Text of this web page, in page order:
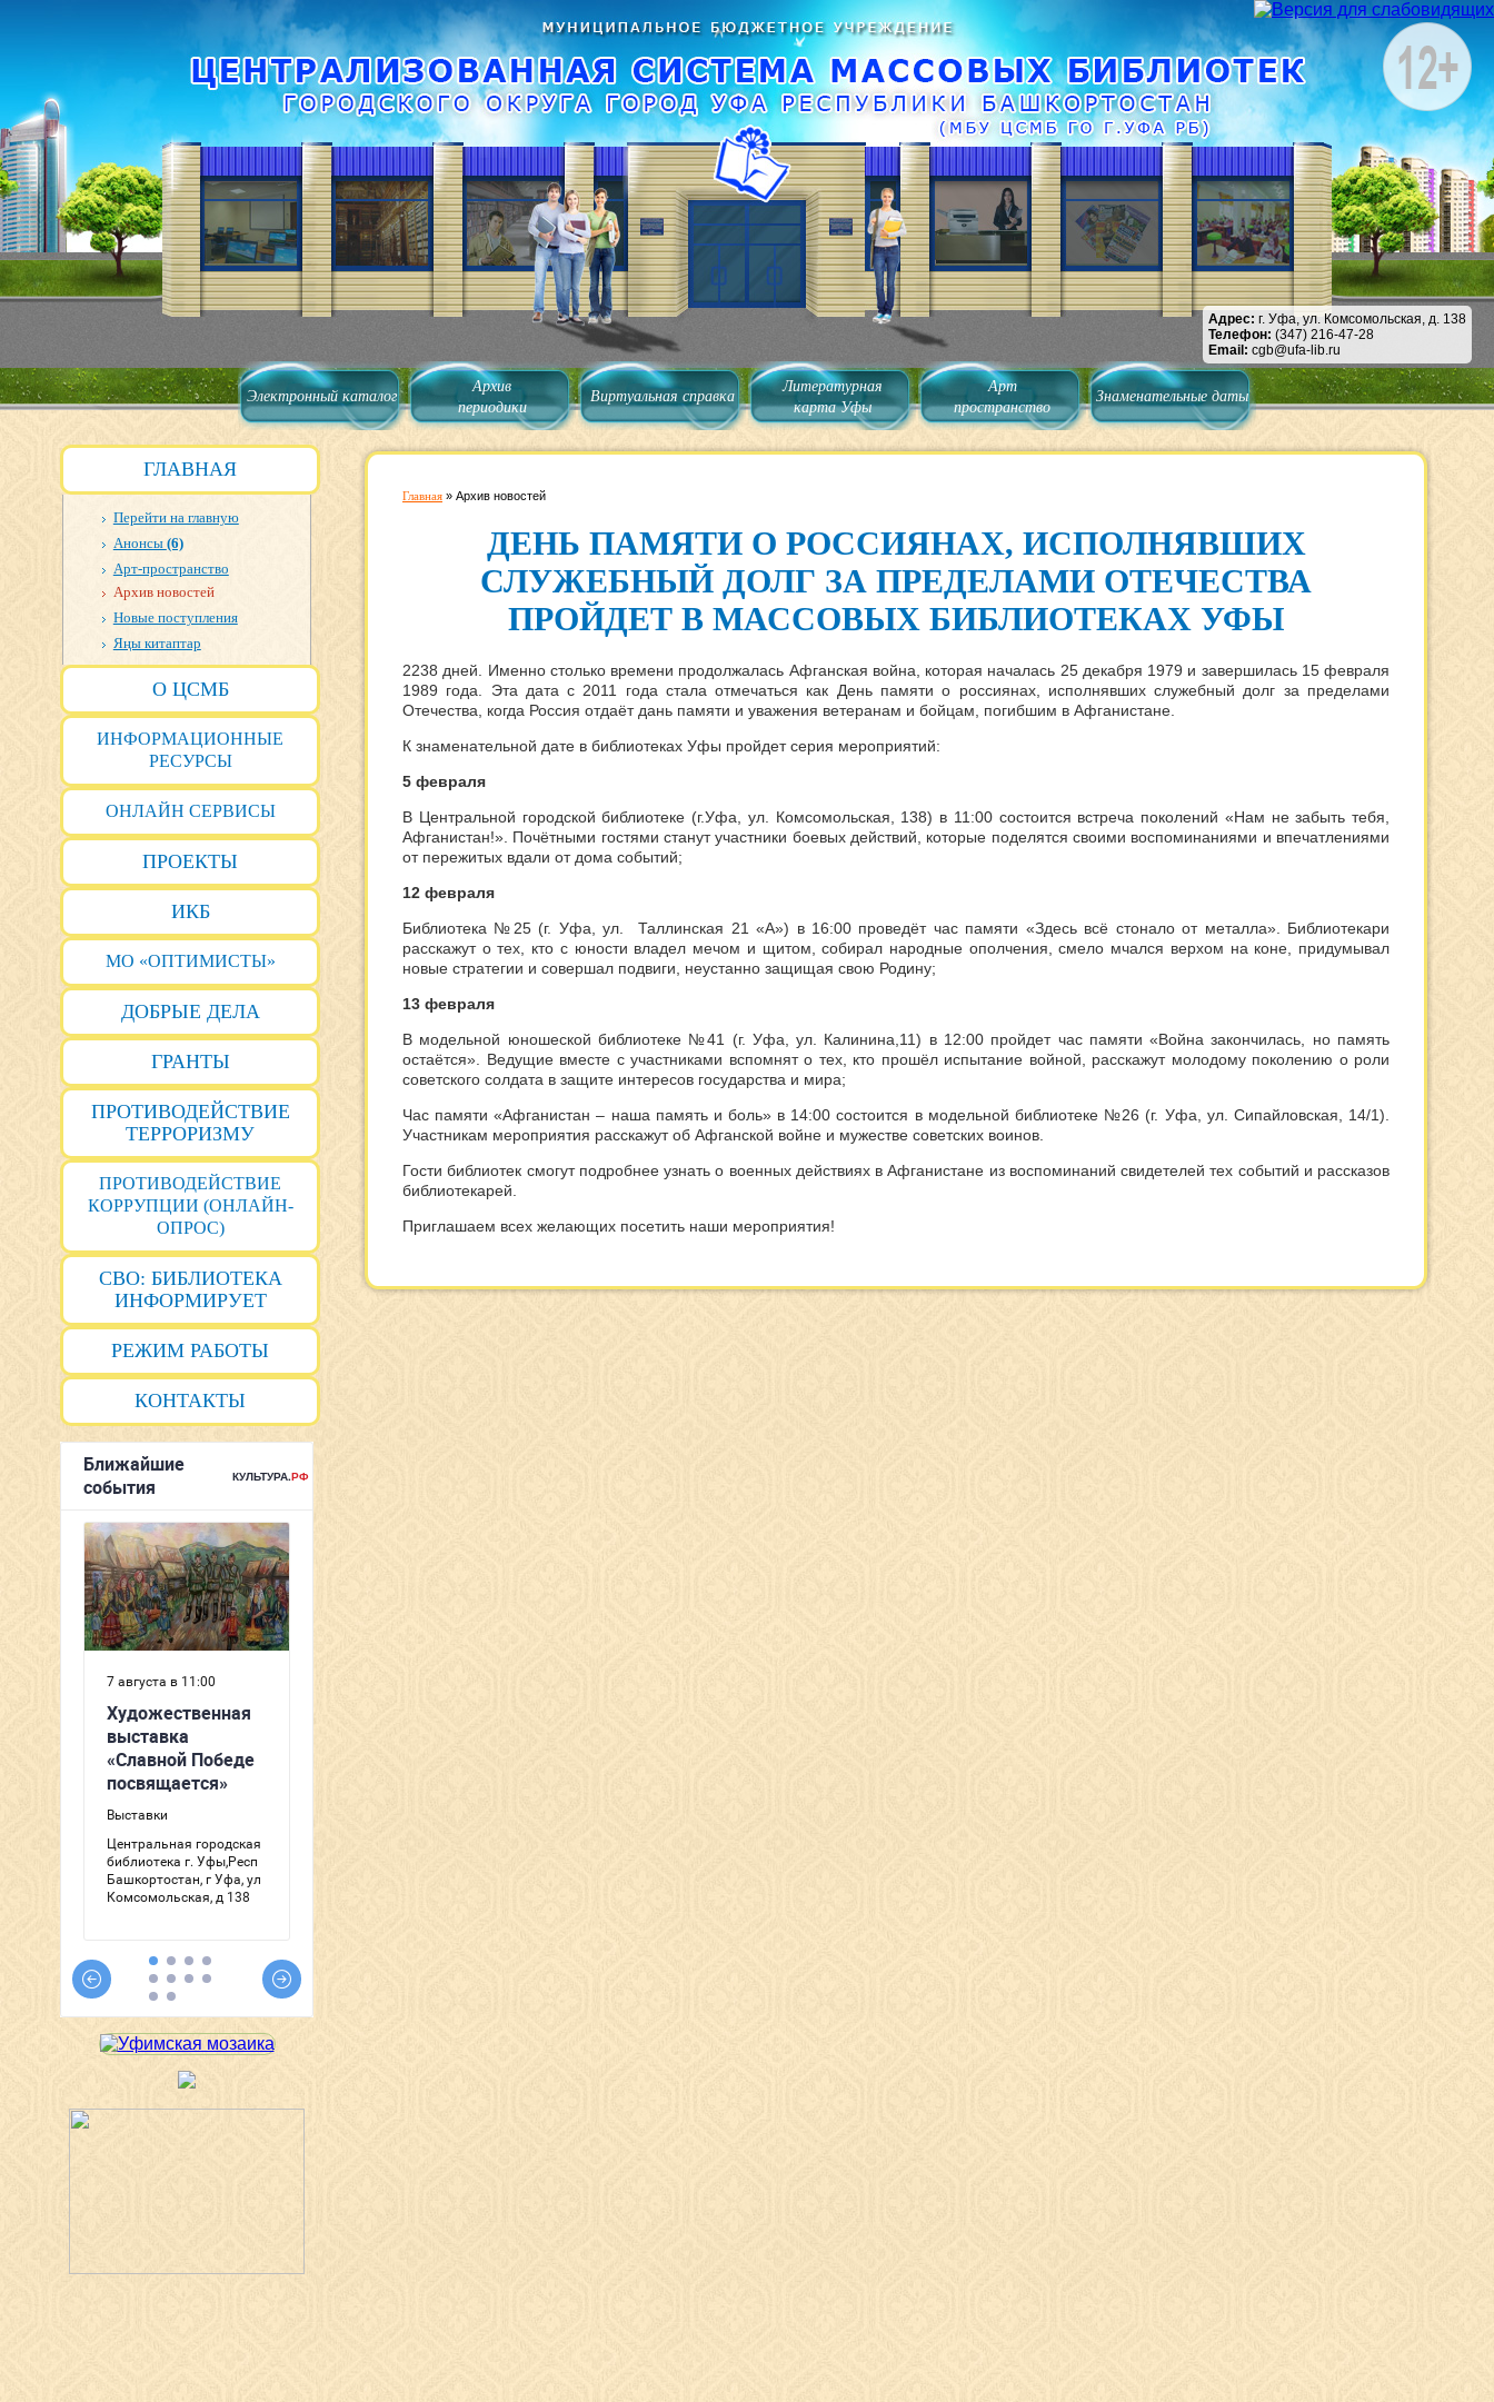
Электронный каталог
Архив
периодики
Виртуальная справка
Литературная
карта Уфы
Арт
пространство
Знаменательные даты
ГЛАВНАЯ
Перейти на главную
Анонсы (6)
Арт-пространство
Архив новостей
Новые поступления
Яңы китаптар
О ЦСМБ
ИНФОРМАЦИОННЫЕ
РЕСУРСЫ
ОНЛАЙН СЕРВИСЫ
ПРОЕКТЫ
ИКБ
МО «ОПТИМИСТЫ»
ДОБРЫЕ ДЕЛА
ГРАНТЫ
ПРОТИВОДЕЙСТВИЕ
ТЕРРОРИЗМУ
ПРОТИВОДЕЙСТВИЕ
КОРРУПЦИИ (ОНЛАЙН-
ОПРОС)
СВО: БИБЛИОТЕКА
ИНФОРМИРУЕТ
РЕЖИМ РАБОТЫ
КОНТАКТЫ
Главная » Архив новостей
ДЕНЬ ПАМЯТИ О РОССИЯНАХ, ИСПОЛНЯВШИХ
СЛУЖЕБНЫЙ ДОЛГ ЗА ПРЕДЕЛАМИ ОТЕЧЕСТВА
ПРОЙДЕТ В МАССОВЫХ БИБЛИОТЕКАХ УФЫ
2238 дней. Именно столько времени продолжалась Афганская война, которая началась 25 декабря 1979 и завершилась 15 февраля
1989 года. Эта дата с 2011 года стала отмечаться как День памяти о россиянах, исполнявших служебный долг за пределами
Отечества, когда Россия отдаёт дань памяти и уважения ветеранам и бойцам, погибшим в Афганистане.
К знаменательной дате в библиотеках Уфы пройдет серия мероприятий:
5 февраля
В Центральной городской библиотеке (г.Уфа, ул. Комсомольская, 138) в 11:00 состоится встреча поколений «Нам не забыть тебя,
Афганистан!». Почётными гостями станут участники боевых действий, которые поделятся своими воспоминаниями и впечатлениями
от пережитых вдали от дома событий;
12 февраля
Библиотека №25 (г. Уфа, ул. Таллинская 21 «А») в 16:00 проведёт час памяти «Здесь всё стонало от металла». Библиотекари
расскажут о тех, кто с юности владел мечом и щитом, собирал народные ополчения, смело мчался верхом на коне, придумывал
новые стратегии и совершал подвиги, неустанно защищая свою Родину;
13 февраля
В модельной юношеской библиотеке №41 (г. Уфа, ул. Калинина,11) в 12:00 пройдет час памяти «Война закончилась, но память
остаётся». Ведущие вместе с участниками вспомнят о тех, кто прошёл испытание войной, расскажут молодому поколению о роли
советского солдата в защите интересов государства и мира;
Час памяти «Афганистан – наша память и боль» в 14:00 состоится в модельной библиотеке №26 (г. Уфа, ул. Сипайловская, 14/1).
Участникам мероприятия расскажут об Афганской войне и мужестве советских воинов.
Гости библиотек смогут подробнее узнать о военных действиях в Афганистане из воспоминаний свидетелей тех событий и рассказов
библиотекарей.
Приглашаем всех желающих посетить наши мероприятия!
Адрес: г. Уфа, ул. Комсомольская, д. 138
Телефон: (347) 216-47-28
Email: cgb@ufa-lib.ru